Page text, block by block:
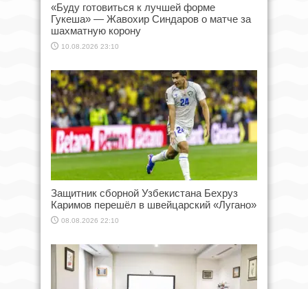
«Буду готовиться к лучшей форме
Гукеша» — Жавохир Синдаров о матче за
шахматную корону
10.08.2026 23:10
Защитник сборной Узбекистана Бехруз
Каримов перешёл в швейцарский «Лугано»
08.08.2026 22:10